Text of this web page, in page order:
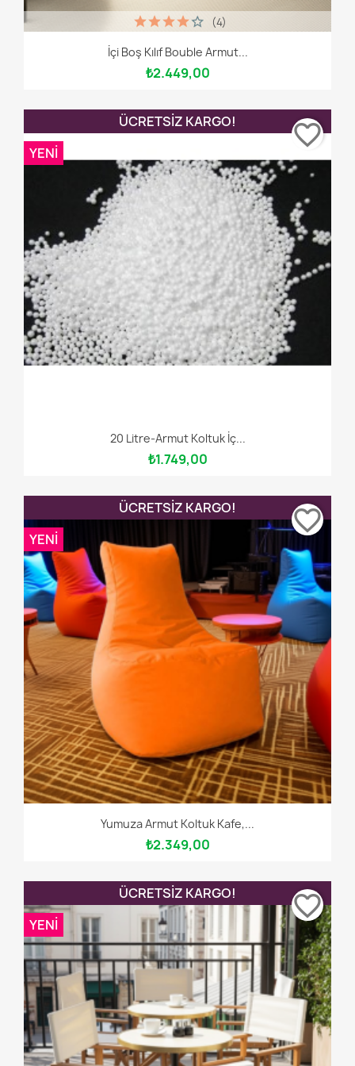
İçi Boş Kılıf Bouble Armut...
₺2.449,00
(4)
20 Litre-Armut Koltuk İç...
₺1.749,00
ÜCRETSIZ KARGO!
YENI
favorite_border
Yumuza Armut Koltuk Kafe,...
₺2.349,00
ÜCRETSIZ KARGO!
YENI
favorite_border
ÜCRETSIZ KARGO!
YENI
favorite_border